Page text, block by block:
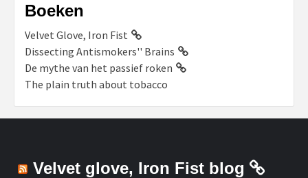
Boeken
Velvet Glove, Iron Fist
Dissecting Antismokers'' Brains
De mythe van het passief roken
The plain truth about tobacco
Velvet glove, Iron Fist blog